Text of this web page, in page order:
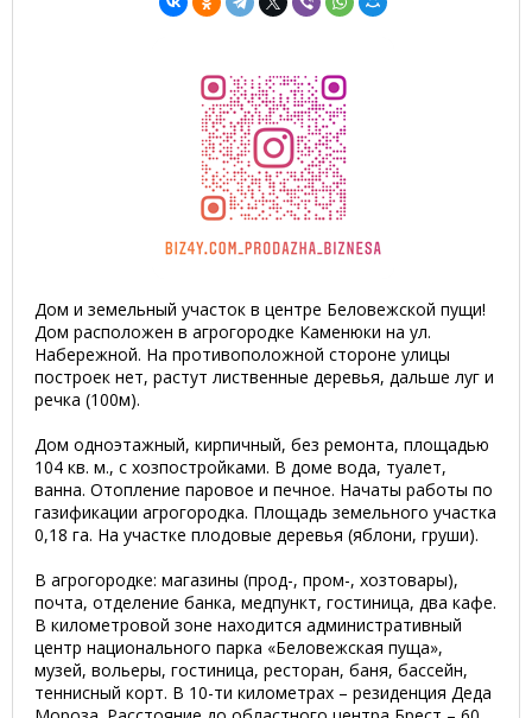
Дом и земельный участок в центре Беловежской пущи!
Дом расположен в агрогородке Каменюки на ул.
Набережной. На противоположной стороне улицы
построек нет, растут лиственные деревья, дальше луг и
речка (100м).
Дом одноэтажный, кирпичный, без ремонта, площадью
104 кв. м., с хозпостройками. В доме вода, туалет,
ванна. Отопление паровое и печное. Начаты работы по
газификации агрогородка. Площадь земельного участка
0,18 га. На участке плодовые деревья (яблони, груши).
В агрогородке: магазины (прод-, пром-, хозтовары),
почта, отделение банка, медпункт, гостиница, два кафе.
В километровой зоне находится административный
центр национального парка «Беловежская пуща»,
музей, вольеры, гостиница, ресторан, баня, бассейн,
теннисный корт. В 10-ти километрах – резиденция Деда